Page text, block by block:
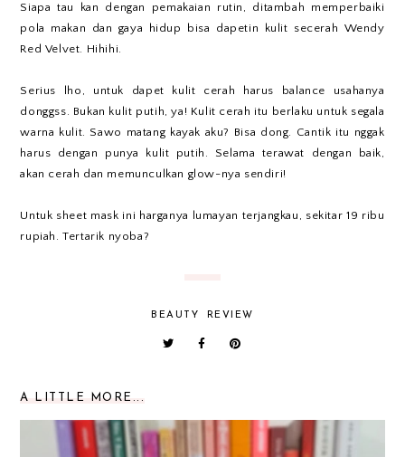
Siapa tau kan dengan pemakaian rutin, ditambah memperbaiki
pola makan dan gaya hidup bisa dapetin kulit secerah Wendy
Red Velvet. Hihihi.
Serius lho, untuk dapet kulit cerah harus balance usahanya
donggss. Bukan kulit putih, ya! Kulit cerah itu berlaku untuk segala
warna kulit. Sawo matang kayak aku? Bisa dong. Cantik itu nggak
harus dengan punya kulit putih. Selama terawat dengan baik,
akan cerah dan memunculkan glow-nya sendiri!
Untuk sheet mask ini harganya lumayan terjangkau, sekitar 19 ribu
rupiah. Tertarik nyoba?
BEAUTY REVIEW
A LITTLE MORE...